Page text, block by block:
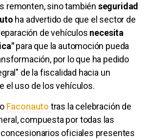
remonten, sino también seguridad
ha advertido de que el sector de
de vehículos necesita
para que la automoción pueda
por lo que ha pedido
de la fiscalidad hacia un
el uso de los vehículos.
Faconauto tras la celebración de
compuesta por todas las
oficiales presentes